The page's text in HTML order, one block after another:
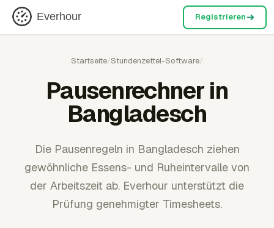
Everhour Registrieren
Startseite/Stundenzettel-Software/
Pausenrechner in
Bangladesch
Die Pausenregeln in Bangladesch ziehen
gewöhnliche Essens- und Ruheintervalle von
der Arbeitszeit ab. Everhour unterstützt die
Prüfung genehmigter Timesheets.